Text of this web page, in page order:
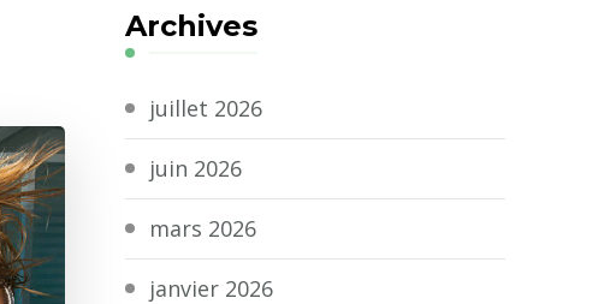
Archives
juillet 2026
juin 2026
mars 2026
janvier 2026